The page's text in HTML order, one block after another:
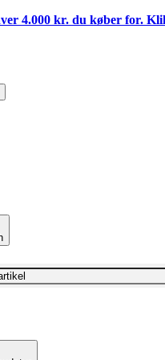
4.000 kr. du køber for.